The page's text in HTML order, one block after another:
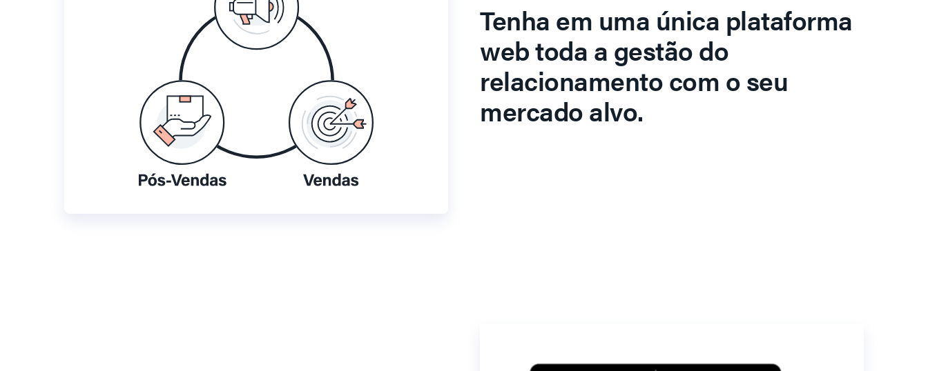
Tenha em uma única plataforma
web toda a gestão do
relacionamento com o seu
mercado alvo.